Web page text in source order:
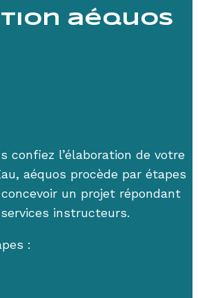
aéquos
confiez l’élaboration de votre
aéquos procède par étapes
un projet répondant
instructeurs.
: